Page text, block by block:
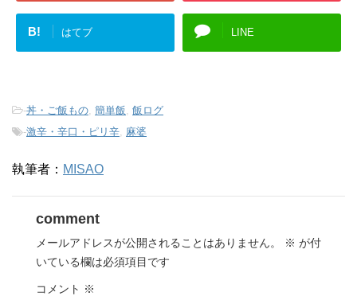
B! はてブ LINE
-丼・ご飯もの 簡単飯 飯ログ
-激辛・辛口・ピリ辛 麻婆
執筆者： MISAO
comment
メールアドレスが公開されることはありません。 ※ が付
いている欄は必須項目です
コメント ※